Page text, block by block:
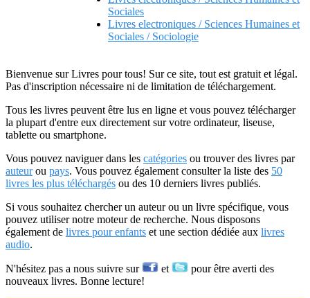
Sociales
Livres electroniques / Sciences Humaines et
Sociales / Sociologie
Bienvenue sur Livres pour tous! Sur ce site, tout est gratuit et légal.
Pas d'inscription nécessaire ni de limitation de téléchargement.
Tous les livres peuvent être lus en ligne et vous pouvez télécharger
la plupart d'entre eux directement sur votre ordinateur, liseuse,
tablette ou smartphone.
Vous pouvez naviguer dans les catégories ou trouver des livres par
auteurou pays. Vous pouvez également consulter la liste des 50
livres les plus téléchargés ou des 10 derniers livres publiés.
Si vous souhaitez chercher un auteur ou un livre spécifique, vous
pouvez utiliser notre moteur de recherche. Nous disposons
également de livres pour enfants et une section dédiée aux livres
audio.
N'hésitez pas a nous suivre sur et
pour être averti des
nouveaux livres. Bonne lecture!